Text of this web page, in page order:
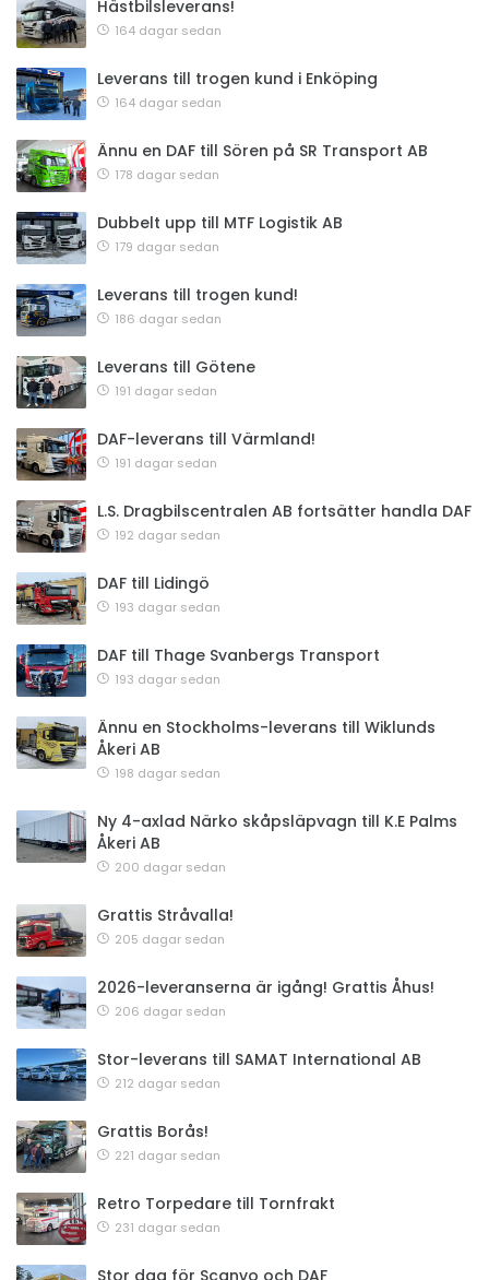
Hästbilsleverans!
164 dagar sedan
Leverans till trogen kund i Enköping
164 dagar sedan
Ännu en DAF till Sören på SR Transport AB
178 dagar sedan
Dubbelt upp till MTF Logistik AB
179 dagar sedan
Leverans till trogen kund!
186 dagar sedan
Leverans till Götene
191 dagar sedan
DAF-leverans till Värmland!
191 dagar sedan
L.S. Dragbilscentralen AB fortsätter handla DAF
192 dagar sedan
DAF till Lidingö
193 dagar sedan
DAF till Thage Svanbergs Transport
193 dagar sedan
Ännu en Stockholms-leverans till Wiklunds
Åkeri AB
198 dagar sedan
Ny 4-axlad Närko skåpsläpvagn till K.E Palms
Åkeri AB
200 dagar sedan
Grattis Stråvalla!
205 dagar sedan
2026-leveranserna är igång! Grattis Åhus!
206 dagar sedan
Stor-leverans till SAMAT International AB
212 dagar sedan
Grattis Borås!
221 dagar sedan
Retro Torpedare till Tornfrakt
231 dagar sedan
Stor dag för Scanvo och DAF